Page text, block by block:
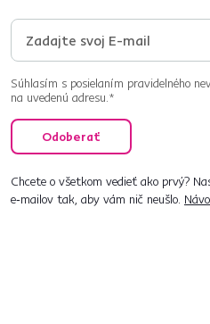
Súhlasím s posielaním pravidelného
na uvedenú adresu.*
Odoberať
Chcete o všetkom vedieť ako prvý?
e‑mailov tak, aby vám nič neušlo.